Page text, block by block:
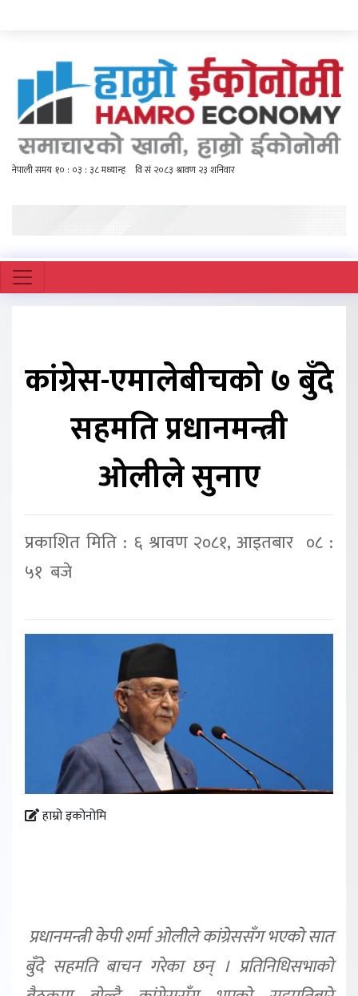
कांग्रेस-एमालेबीचको ७ बुँदे
सहमति प्रधानमन्त्री
ओलीले सुनाए
प्रकाशित मिति : ६ श्रावण २०८१, आइतबार ०८ :
५१ बजे
हाम्रो इकोनोमि
प्रधानमन्त्री केपी शर्मा ओलीले कांग्रेससँग भएको सात
बुँदे सहमति बाचन गरेका छन् । प्रतिनिधिसभाको